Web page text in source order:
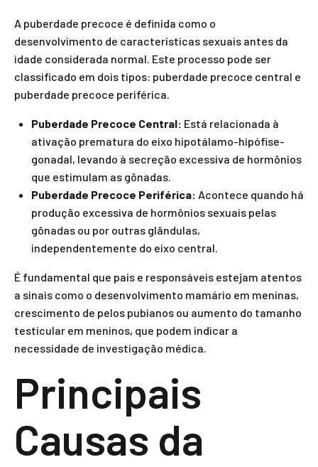
A puberdade precoce é definida como o
desenvolvimento de características sexuais antes da
idade considerada normal. Este processo pode ser
classificado em dois tipos: puberdade precoce central e
puberdade precoce periférica.
Puberdade Precoce Central: Está relacionada à
ativação prematura do eixo hipotálamo-hipófise-
gonadal, levando à secreção excessiva de hormônios
que estimulam as gônadas.
Puberdade Precoce Periférica: Acontece quando há
produção excessiva de hormônios sexuais pelas
gônadas ou por outras glândulas,
independentemente do eixo central.
É fundamental que pais e responsáveis estejam atentos
a sinais como o desenvolvimento mamário em meninas,
crescimento de pelos pubianos ou aumento do tamanho
testicular em meninos, que podem indicar a
necessidade de investigação médica.
Principais
Causas da